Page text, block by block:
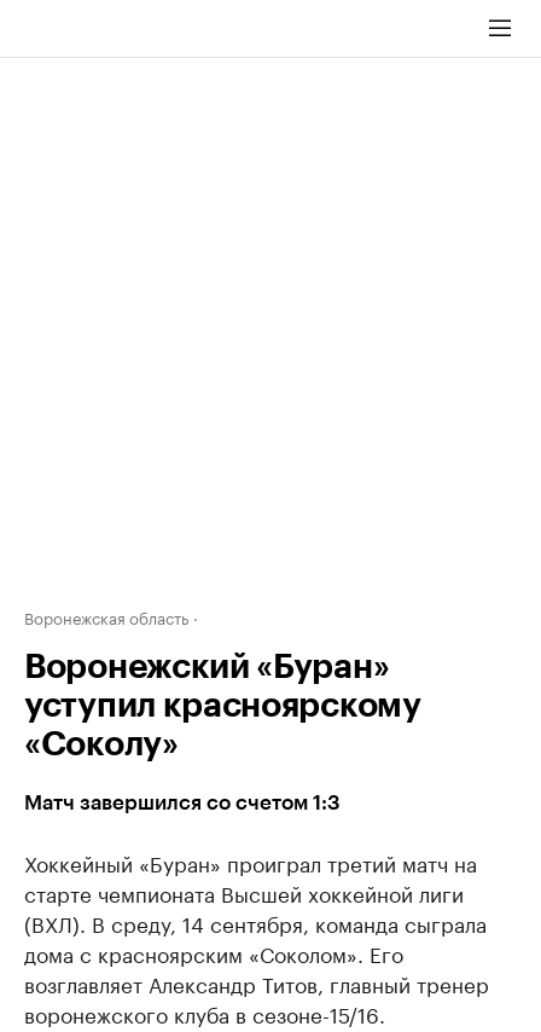
Воронежская область
Воронежский «Буран»
уступил красноярскому
«Соколу»
Матч завершился со счетом 1:3
Хоккейный «Буран» проиграл третий матч на
старте чемпионата Высшей хоккейной лиги
(ВХЛ). В среду, 14 сентября, команда сыграла
дома с красноярским «Соколом». Его
возглавляет Александр Титов, главный тренер
воронежского клуба в сезоне-15/16.